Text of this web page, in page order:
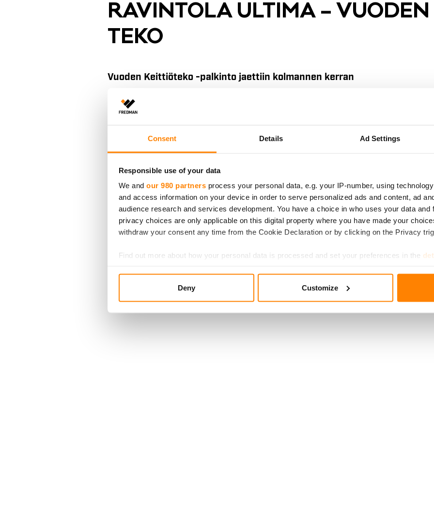
Consent Details Ad Settings
Responsible use of your data
We and our 980 partners process your personal data, e.g. your IP-number, using
and access information on your device in order to serve personalized ads and content, ad
audience research and services development. You have a choice in who uses your data and
privacy choices are only applicable on this digital property where you have made your
withdraw your consent any time from the Cookie Declaration or by clicking on the Privacy
Find out more about how your personal data is processed and set your preferences in the
information about your use of our site with our social media, advertising and analytics
other information that you’ve provided to them or that they’ve collected from your use of
Deny Customize
RA­VIN­TO­LA UL­TI­MA –
TE­KO
Vuoden Keittiöteko -palkinto jaettiin kolmannen kerran
Fredmanin perustaman Vuoden Keittiöteko -kilpailun voittaja vuonna 2018 on Ravintola
kiertotalousratkaisuja kokeileva ravintola Helsingissä.
Vuoden Keittiöteko -kilpailussa etsittiin tekoa tai tiimiä, joka on luonut ammattikeittiöön uusia
palvelumalleja, luonut elämyksiä aterian nauttijalle sekä uudistanut vanhoja, toimimattomia
kilpailuun tuli maalis-syyskuun 2018 aikana yli 50 ehdotusta.
Ravintola Ultima kokeilee modernia kiertotaloutta hyperlokaalilla
Ultima on Henri Alénin ja Tommi Tuomisen luotsaama ravintola. Toukokuussa 2018 avatusta
hydroponinen kasvihuonejärjestelmä, kahvinpuruissa kasvava sieniviljelmä, aeroponisesti